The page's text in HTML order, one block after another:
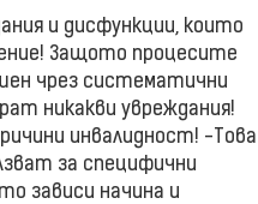
и дисфункции, които
Защото процесите
чрез систематични
никакви увреждания!
инвалидност! -Това
за специфични
зависи начина и